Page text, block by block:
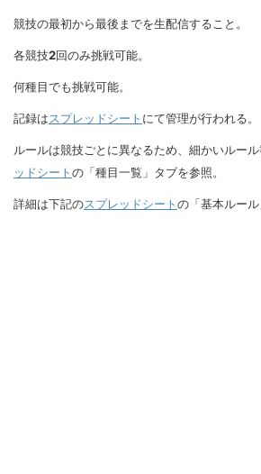
競技の最初から最後までを生配信すること。
各競技2回のみ挑戦可能。
何種目でも挑戦可能。
記録はスプレッドシート にて管理が行われる。
ルールは競技ごとに異なるため、細かいルー
ッドシートの「種目一覧」タブを参照。
詳細は下記のスプレッドシートの「基本ルール